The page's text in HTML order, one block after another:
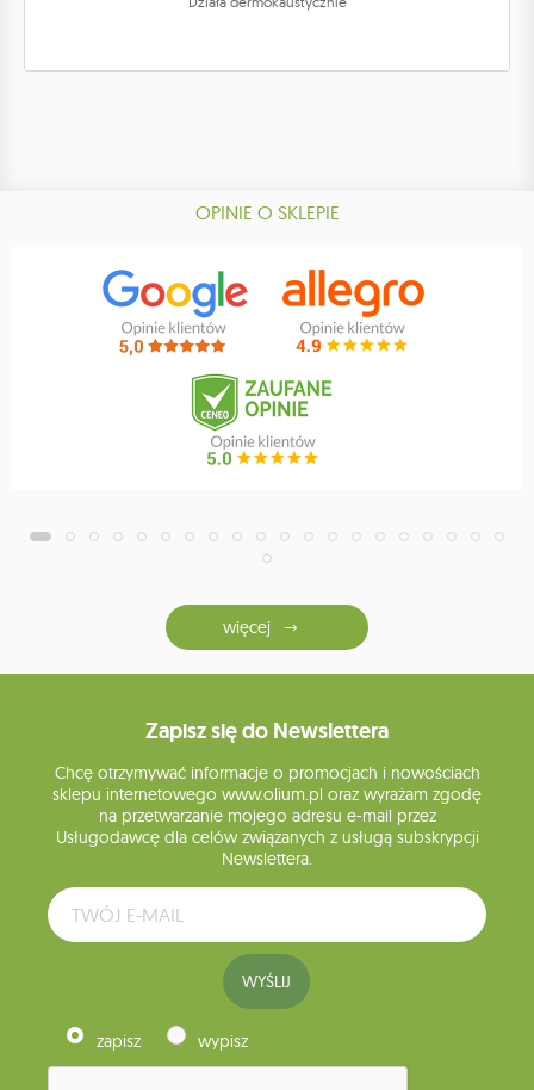
OPINIE O SKLEPIE
więcej
Zapisz się do Newslettera
Chcę otrzymywać informacje o promocjach i nowościach
sklepu internetowego www.olium.pl oraz wyrażam zgodę
na przetwarzanie mojego adresu e-mail przez
Usługodawcę dla celów związanych z usługą subskrypcji
Newslettera.
WYŚLIJ
zapisz wypisz